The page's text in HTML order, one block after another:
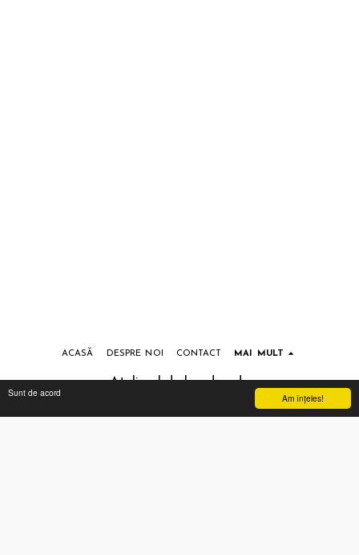
Am înţeles!
Sunt de acord
Atelierul de handmade
Drepturi de autor © 2026 Toate drepturile rezervate
ACASĂ DESPRE NOI CONTACT MAI MULT